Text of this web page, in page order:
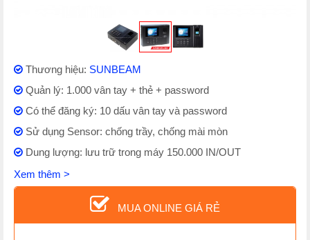
Thương hiệu: SUNBEAM
Quản lý: 1.000 vân tay + thẻ + password
Có thể đăng ký: 10 dấu vân tay và password
Sử dụng Sensor: chống trầy, chống mài mòn
Dung lượng: lưu trữ trong máy 150.000 IN/OUT
Xem thêm >
MUA ONLINE GIÁ RẺ